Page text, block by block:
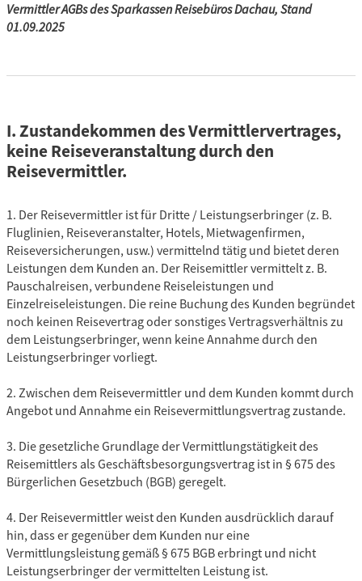
Vermittler AGBs des Sparkassen Reisebüros Dachau, Stand
01.09.2025
I. Zustandekommen des Vermittlervertrages,
keine Reiseveranstaltung durch den
Reisevermittler.
1. Der Reisevermittler ist für Dritte / Leistungserbringer (z. B.
Fluglinien, Reiseveranstalter, Hotels, Mietwagenfirmen,
Reiseversicherungen, usw.) vermittelnd tätig und bietet deren
Leistungen dem Kunden an. Der Reisemittler vermittelt z. B.
Pauschalreisen, verbundene Reiseleistungen und
Einzelreiseleistungen. Die reine Buchung des Kunden begründet
noch keinen Reisevertrag oder sonstiges Vertragsverhältnis zu
dem Leistungserbringer, wenn keine Annahme durch den
Leistungserbringer vorliegt.
2. Zwischen dem Reisevermittler und dem Kunden kommt durch
Angebot und Annahme ein Reisevermittlungsvertrag zustande.
3. Die gesetzliche Grundlage der Vermittlungstätigkeit des
Reisemittlers als Geschäftsbesorgungsvertrag ist in § 675 des
Bürgerlichen Gesetzbuch (BGB) geregelt.
4. Der Reisevermittler weist den Kunden ausdrücklich darauf
hin, dass er gegenüber dem Kunden nur eine
Vermittlungsleistung gemäß § 675 BGB erbringt und nicht
Leistungserbringer der vermittelten Leistung ist.